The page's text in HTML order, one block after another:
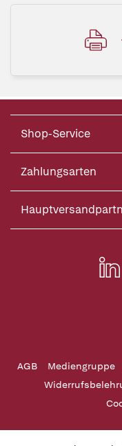
Shop-Service
Zahlungsarten
AGB Mediengruppe